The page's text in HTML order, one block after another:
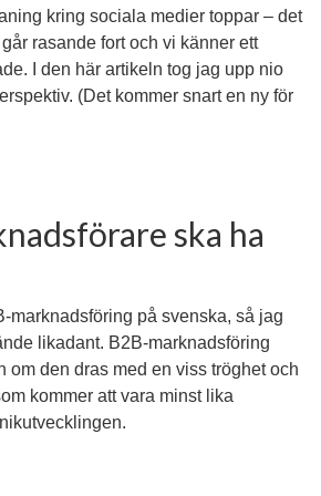
kring sociala medier toppar – det
rasande fort och vi känner ett
I den här artikeln tog jag upp nio
(Det kommer snart en ny för
ska ha
marknadsföring på svenska, så jag
likadant. B2B-marknadsföring
om den dras med en viss tröghet och
kommer att vara minst lika